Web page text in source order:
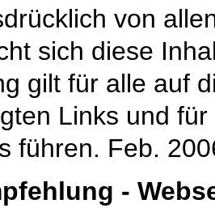
von
sich diese
gilt für alle auf
Links und
führen. Feb.
-